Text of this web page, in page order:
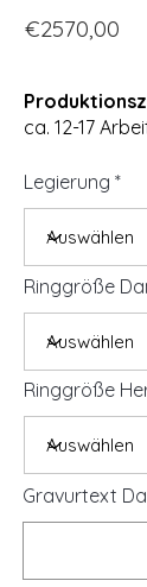
€2570,00
ca. 12-17
Legierung
Ringgröße
Ringgröße
Gravurtext